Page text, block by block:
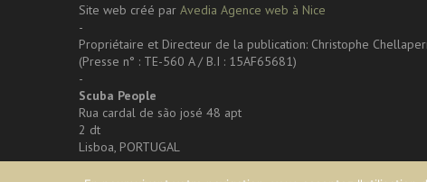
Site web créé par Avedia Agence web à Nice
-
Propriétaire et Directeur de la publication: Christophe
(Presse n° : TE-560 A / B.I : 15AF65681)
-
Scuba People
Rua cardal de são josé 48 apt
2 dt
Lisboa, PORTUGAL